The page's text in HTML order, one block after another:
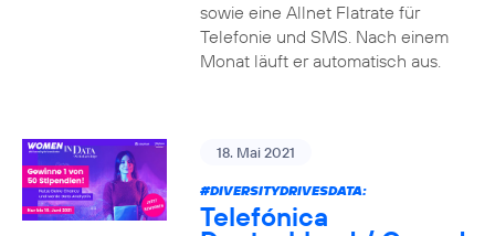
sowie eine Allnet Flatrate für
Telefonie und SMS. Nach einem
Monat läuft er automatisch aus.
18. Mai 2021
#DIVERSITYDRIVESDATA:
Telefónica